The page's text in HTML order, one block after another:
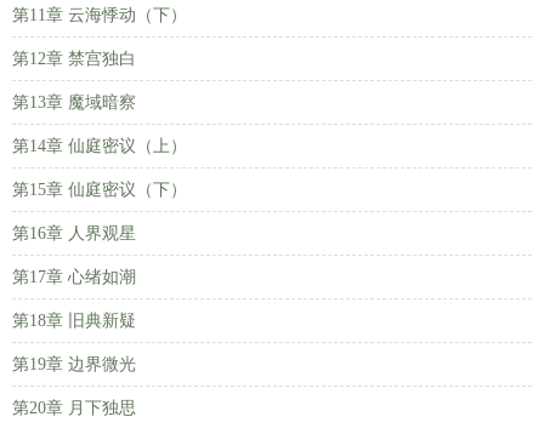
第11章 云海悸动（下）
第12章 禁宫独白
第13章 魔域暗察
第14章 仙庭密议（上）
第15章 仙庭密议（下）
第16章 人界观星
第17章 心绪如潮
第18章 旧典新疑
第19章 边界微光
第20章 月下独思